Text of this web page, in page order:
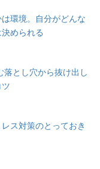
環境。自分がどんな
められる
落とし穴から抜け出し
ス対策のとっておき